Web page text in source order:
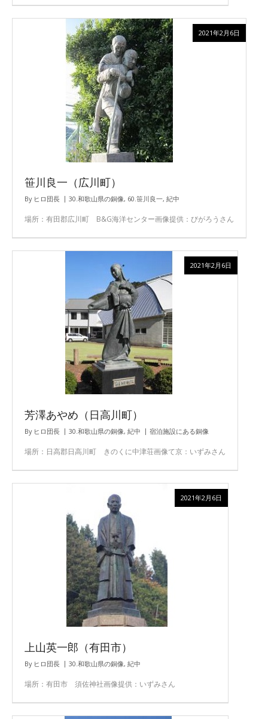
笹川良一（広川町）
By ヒロ団長 30.和歌山県の銅像, 60.笹川良一, 紀中
場所：有田郡広川町 B&G海洋センター画像提供：びがろうさん
2021年2月6日
芳澤あやめ（日高川町）
By ヒロ団長 30.和歌山県の銅像, 紀中 宿泊施設にある銅像
場所：日高郡日高川町 きのくに中津荘画像て京：いずみさん
2021年2月6日
上山英一郎（有田市）
By ヒロ団長 30.和歌山県の銅像, 紀中
場所：有田市 須佐神社画像提供：いずみさん
2021年2月6日